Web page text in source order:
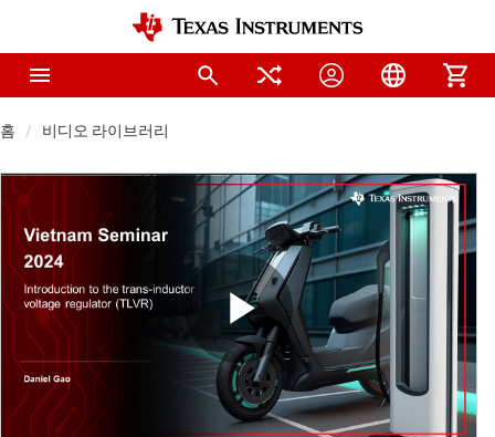
홈 비디오 라이브러리
Play